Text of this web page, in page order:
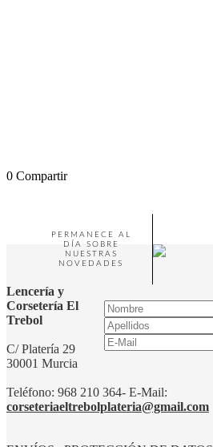
0 Compartir
PERMANECE AL
DÍA SOBRE
NUESTRAS
NOVEDADES
Lencería y
Corsetería El
Trebol
C/ Platería 29
30001 Murcia
Teléfono: 968 210 364- E-Mail:
corseteriaeltrebolplateria@gmail.com